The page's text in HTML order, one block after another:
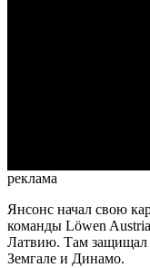
реклама
Янсонс начал свою
команды Löwen
Латвию. Там защищал
Земгале и Динамо.